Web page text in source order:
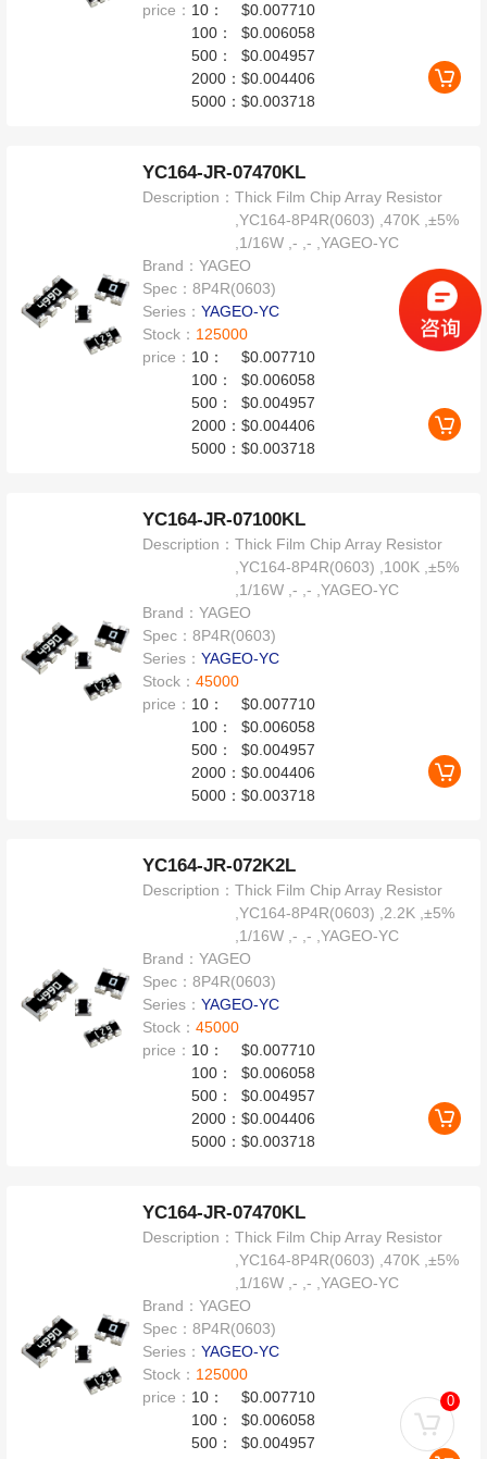
price： 10：
$0.007710
100：
$0.006058
500：
$0.004957
2000：$0.004406
5000：$0.003718
YC164-JR-07470KL
Description：Thick Film Chip Array Resistor
,YC164-8P4R(0603) ,470K ,±5%
,1/16W ,- ,- ,YAGEO-YC
Brand：YAGEO
Spec：8P4R(0603)
Series：YAGEO-YC
Stock： 125000
price： 10：
$0.007710
100：
$0.006058
500：
$0.004957
2000：$0.004406
5000：$0.003718
YC164-JR-07100KL
Description：Thick Film Chip Array Resistor
,YC164-8P4R(0603) ,100K ,±5%
,1/16W ,- ,- ,YAGEO-YC
Brand：YAGEO
Spec：8P4R(0603)
Series：YAGEO-YC
Stock：45000
price： 10：
$0.007710
100：
$0.006058
500：
$0.004957
2000：$0.004406
5000：$0.003718
YC164-JR-072K2L
Description：Thick Film Chip Array Resistor
,YC164-8P4R(0603) ,2.2K ,±5%
,1/16W ,- ,- ,YAGEO-YC
Brand：YAGEO
Spec：8P4R(0603)
Series：YAGEO-YC
Stock：45000
price： 10：
$0.007710
100：
$0.006058
500：
$0.004957
2000：$0.004406
5000：$0.003718
YC164-JR-07470KL
Description：Thick Film Chip Array Resistor
,YC164-8P4R(0603) ,470K ,±5%
,1/16W ,- ,- ,YAGEO-YC
Brand：YAGEO
Spec：8P4R(0603)
Series：YAGEO-YC
Stock： 125000
price： 10：
$0.007710
100：
$0.006058
500：
$0.004957
0